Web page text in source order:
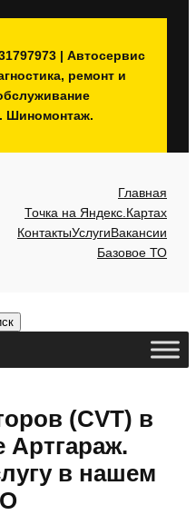
| Автосервис
ремонт и
Шиномонтаж.
Главная
Точка на Яндекс.Картах
КонтактыУслугиВакансии
Базовое ТО
(CVT) в
Артгараж.
в нашем